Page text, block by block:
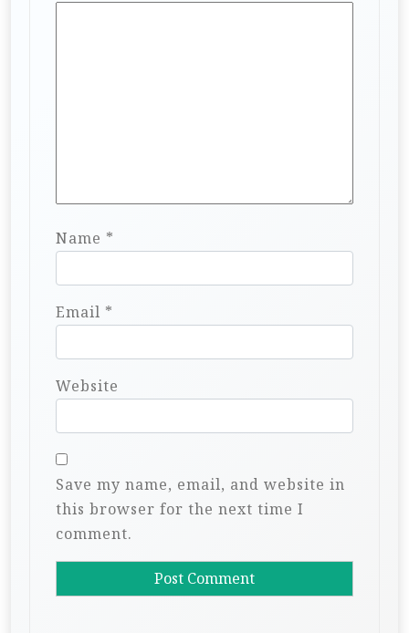
Name *
Email *
Website
Save my name, email, and website in
this browser for the next time I
comment.